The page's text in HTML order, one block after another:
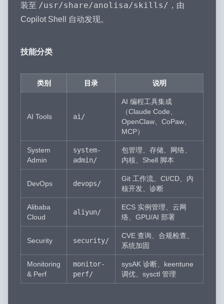
装至 /usr/share/anolisa/skills/ ，由
Copilot Shell 自动发现。
技能分类
类别 目录 说明
AI Tools ai/
AI 编程工具集成
（Claude Code、
OpenClaw、CoPaw、
MCP）
System
Admin
system-
admin/
包管理、存储、网络、
内核、Shell 脚本
DevOps devops/
Git 工作流、CI/CD、内
核开发、诊断
Alibaba
Cloud
aliyun/
ECS 实例管理、云网
络、GPU/AI 部署
Security security/
CVE 查询、合规检查、
系统加固
Monitoring
& Perf
monitor-
perf/
sysAK 诊断、keentune
调优、sysctl 管理